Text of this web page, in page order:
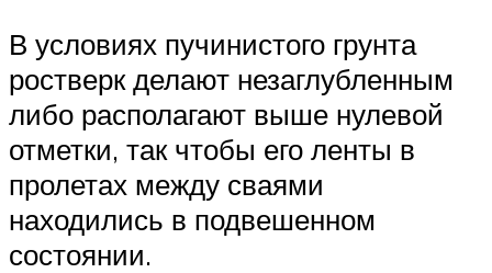
В условиях пучинистого грунта
ростверк делают незаглубленным
либо располагают выше нулевой
отметки, так чтобы его ленты в
пролетах между сваями
находились в подвешенном
состоянии.